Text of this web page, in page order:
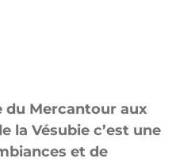
du Mercantour aux
la Vésubie c’est une
et de